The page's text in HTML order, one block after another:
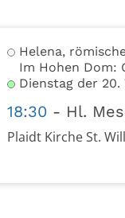
Helena,
Im Hohen Dom:
Dienstag der
18:30 Hl.
Plaidt Kirche St.